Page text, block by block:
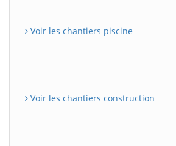
Voir les chantiers piscine
Voir les chantiers construction